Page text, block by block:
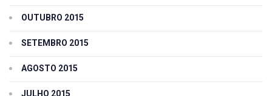
OUTUBRO 2015
SETEMBRO 2015
AGOSTO 2015
JULHO 2015